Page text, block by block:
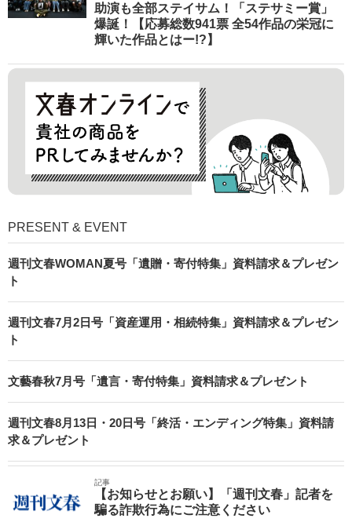
助演も全部ステイサム！「ステサミー賞」
爆誕！【応募総数941票 全54作品の栄冠に
輝いた作品とはー!?】
PRESENT & EVENT
週刊文春WOMAN夏号「遺贈・寄付特集」資料請求＆プレゼン
ト
週刊文春7月2日号「資産運用・相続特集」資料請求＆プレゼン
ト
文藝春秋7月号「遺言・寄付特集」資料請求＆プレゼント
週刊文春8月13日・20日号「終活・エンディング特集」資料請
求＆プレゼント
記事
【お知らせとお願い】「週刊文春」記者を
騙る詐欺行為にご注意ください